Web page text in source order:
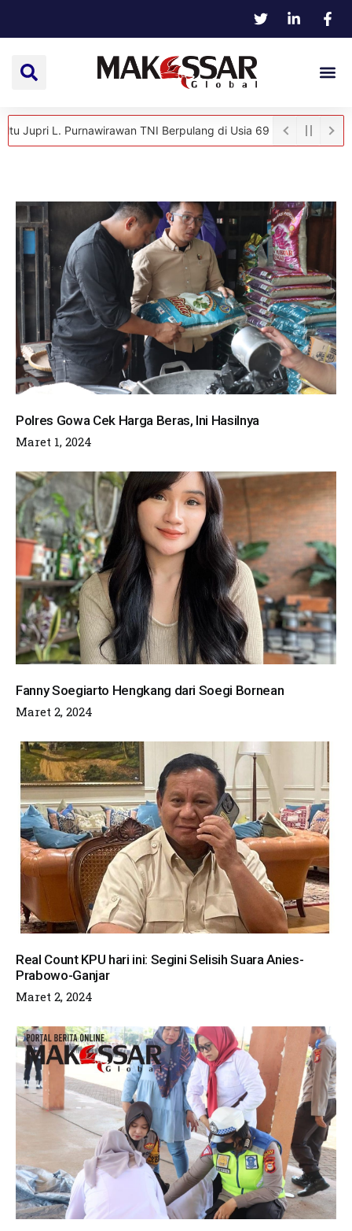
Purnawirawan TNI Berpulang di Usia 69 Tahun Hangat dan
Polres Gowa Cek Harga Beras, Ini Hasilnya
Maret 1, 2024
Fanny Soegiarto Hengkang dari Soegi Bornean
Maret 2, 2024
Real Count KPU hari ini: Segini Selisih Suara Anies-
Prabowo-Ganjar
Maret 2, 2024